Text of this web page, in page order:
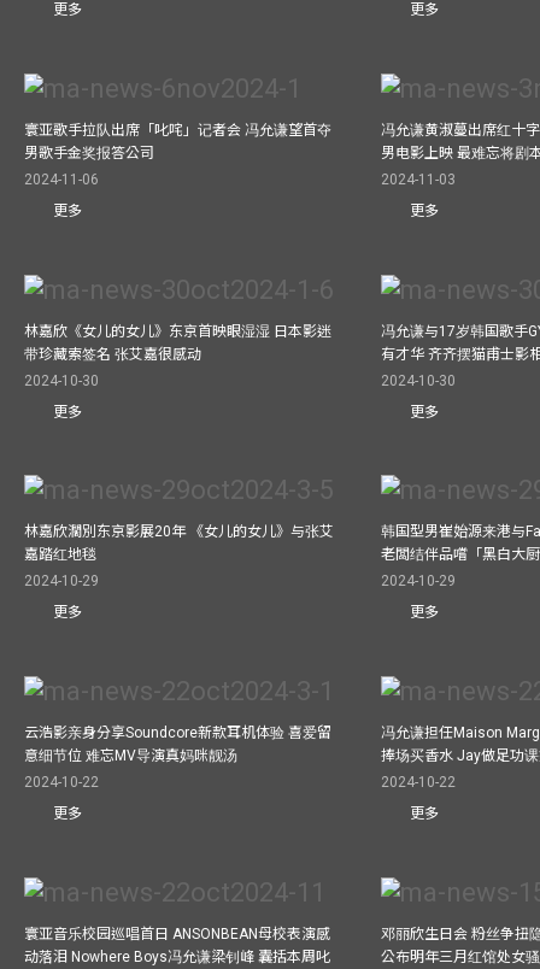
更多
更多
寰亚歌手拉队出席「叱咤」记者会 冯允谦望首夺
男歌手金奖报答公司
2024-11-06
更多
冯允谦黄淑蔓出席红十
男电影上映 最难忘将剧
2024-11-03
更多
林嘉欣《女儿的女儿》东京首映眼湿湿 日本影迷
带珍藏索签名 张艾嘉很感动
2024-10-30
更多
冯允谦与17岁韩国歌手
有才华 齐齐摆猫甫士影
2024-10-30
更多
林嘉欣濶別东京影展20年 《女儿的女儿》与张艾
嘉踏红地毯
2024-10-29
更多
韩国型男崔始源来港与
老闆结伴品嚐「黑白大
2024-10-29
更多
云浩影亲身分享Soundcore新款耳机体验 喜爱留
意细节位 难忘MV导演真妈咪靓汤
2024-10-22
更多
冯允谦担任Maison
捧场买香水 Jay做足功
2024-10-22
更多
寰亚音乐校园巡唱首日 ANSONBEAN母校表演感
动落泪 Nowhere Boys冯允谦梁钊峰 囊括本周叱
邓丽欣生日会 粉丝争扭
公布明年三月红馆处女